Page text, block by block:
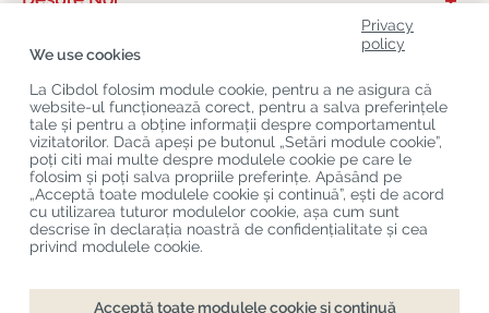
Ultimele Postări Pe Blog
Privacy
policy
We use cookies
La Cibdol folosim module cookie, pentru a ne asigura că
website-ul funcționează corect, pentru a salva preferințele
tale și pentru a obține informații despre comportamentul
vizitatorilor. Dacă apeși pe butonul „Setări module cookie”,
poți citi mai multe despre modulele cookie pe care le
folosim și poți salva propriile preferințe. Apăsând pe
„Acceptă toate modulele cookie și continuă”, ești de acord
cu utilizarea tuturor modulelor cookie, așa cum sunt
descrise în declarația noastră de confidențialitate și cea
privind modulele cookie.
Acceptă toate modulele cookie și continuă
Copyright©CibdolLast updated 09-08-2026
Cibdol bv, Handelsweg 1a, 5492NL Sint-Oedenrode, the Netherlands
KvK: 76495035 VAT: NL860644923B01